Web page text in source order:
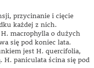
przycinanie i cięcie
każdej z nich.
macrophylla o dużych
się pod koniec lata.
jest H. quercifolia,
H. paniculata ścina się pod